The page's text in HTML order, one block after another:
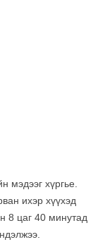
мэдээг хүргье.
ихэр хүүхэд
8 цаг 40 минутад